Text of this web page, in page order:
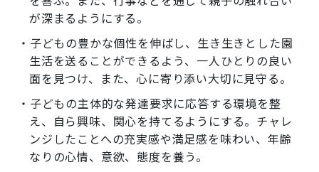
が深まるようにする。
・子どもの豊かな個性を伸ばし、生き生きとした園
生活を送ることができるよう、一人ひとりの良い
面を見つけ、また、心に寄り添い大切に見守る。
・子どもの主体的な発達要求に応答する環境を整
え、自ら興味、関心を持てるようにする。チャレ
ンジしたことへの充実感や満足感を味わい、年齢
なりの心情、意欲、態度を養う。